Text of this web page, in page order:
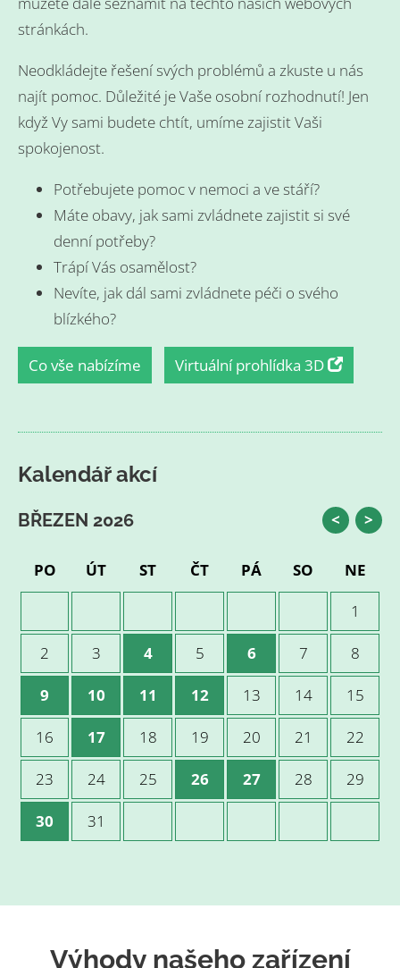
stránkách.
Neodkládejte řešení svých problémů a zkuste u nás
najít pomoc. Důležité je Vaše osobní rozhodnutí! Jen
když Vy sami budete chtít, umíme zajistit Vaši
spokojenost.
Potřebujete pomoc v nemoci a ve stáří?
Máte obavy, jak sami zvládnete zajistit si své
denní potřeby?
Trápí Vás osamělost?
Nevíte, jak dál sami zvládnete péči o svého
blízkého?
Co vše nabízíme Virtuální prohlídka 3D
Kalendář akcí
BŘEZEN 2026 < >
PO ÚT ST ČT PÁ SO
NE
1
2 3 4 5 6 7 8
9 10 11 12 13 14 15
16 17 18 19 20 21 22
23 24 25 26 27 28 29
30 31
Výhody našeho zařízení